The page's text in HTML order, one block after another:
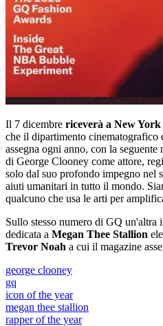
Il 7 dicembre riceverà a New
che il dipartimento
assegna ogni anno, con la
di George Clooney come attore,
solo dal suo profondo impegno nel
aiuti umanitari in tutto il mondo.
qualcuno che usa le arti per
Sullo stesso numero di GQ un'altra
dedicata a Megan Thee Stallion
Trevor Noah a cui il magazine
george clooney
gq
icon of the year
megan thee stallion
rapper of the year